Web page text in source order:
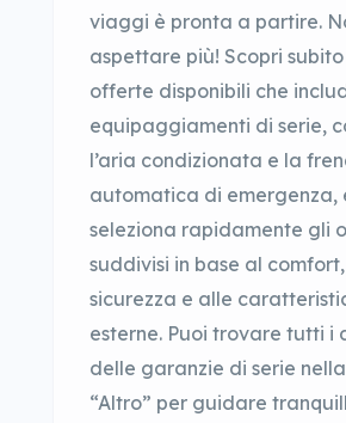
viaggi è pronta a partire.
aspettare più! Scopri subito
offerte disponibili che
equipaggiamenti di serie,
l’aria condizionata e la
automatica di emergenza,
seleziona rapidamente gli
suddivisi in base al
sicurezza e alle
esterne. Puoi trovare tutti i
delle garanzie di serie
“Altro” per guidare